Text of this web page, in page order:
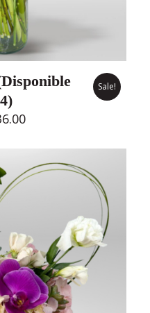
Current
is:
$36.00.
Sale!